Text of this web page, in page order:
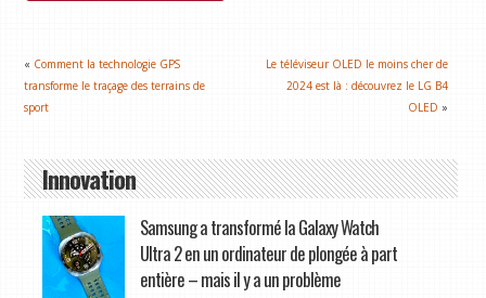
« Comment la technologie GPS
transforme le traçage des terrains de
sport
Le téléviseur OLED le moins cher de
2024 est là : découvrez le LG B4
OLED »
Innovation
Samsung a transformé la Galaxy Watch
Ultra 2 en un ordinateur de plongée à part
entière – mais il y a un problème